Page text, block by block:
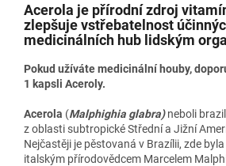
Acerola je přírodní zdroj
zlepšuje vstřebatelnost
medicinálních hub lidským
Pokud užíváte medicinální houby,
1 kapsli Aceroly.
Acerola (Malphighia glabra) neboli
z oblasti subtropické Střední a Jižní
Nejčastěji je pěstovaná v Brazílii, zde
italským přírodovědcem Marcelem